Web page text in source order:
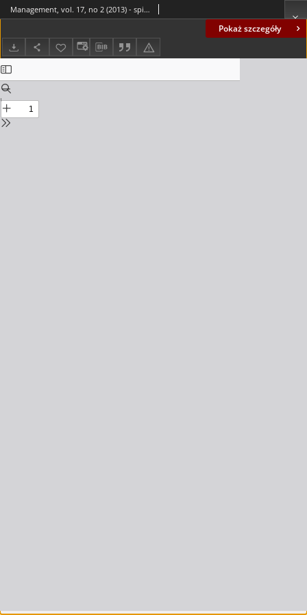
Pokaż szczegóły
Management, vol. 17, no 2 (2013) - spis treści